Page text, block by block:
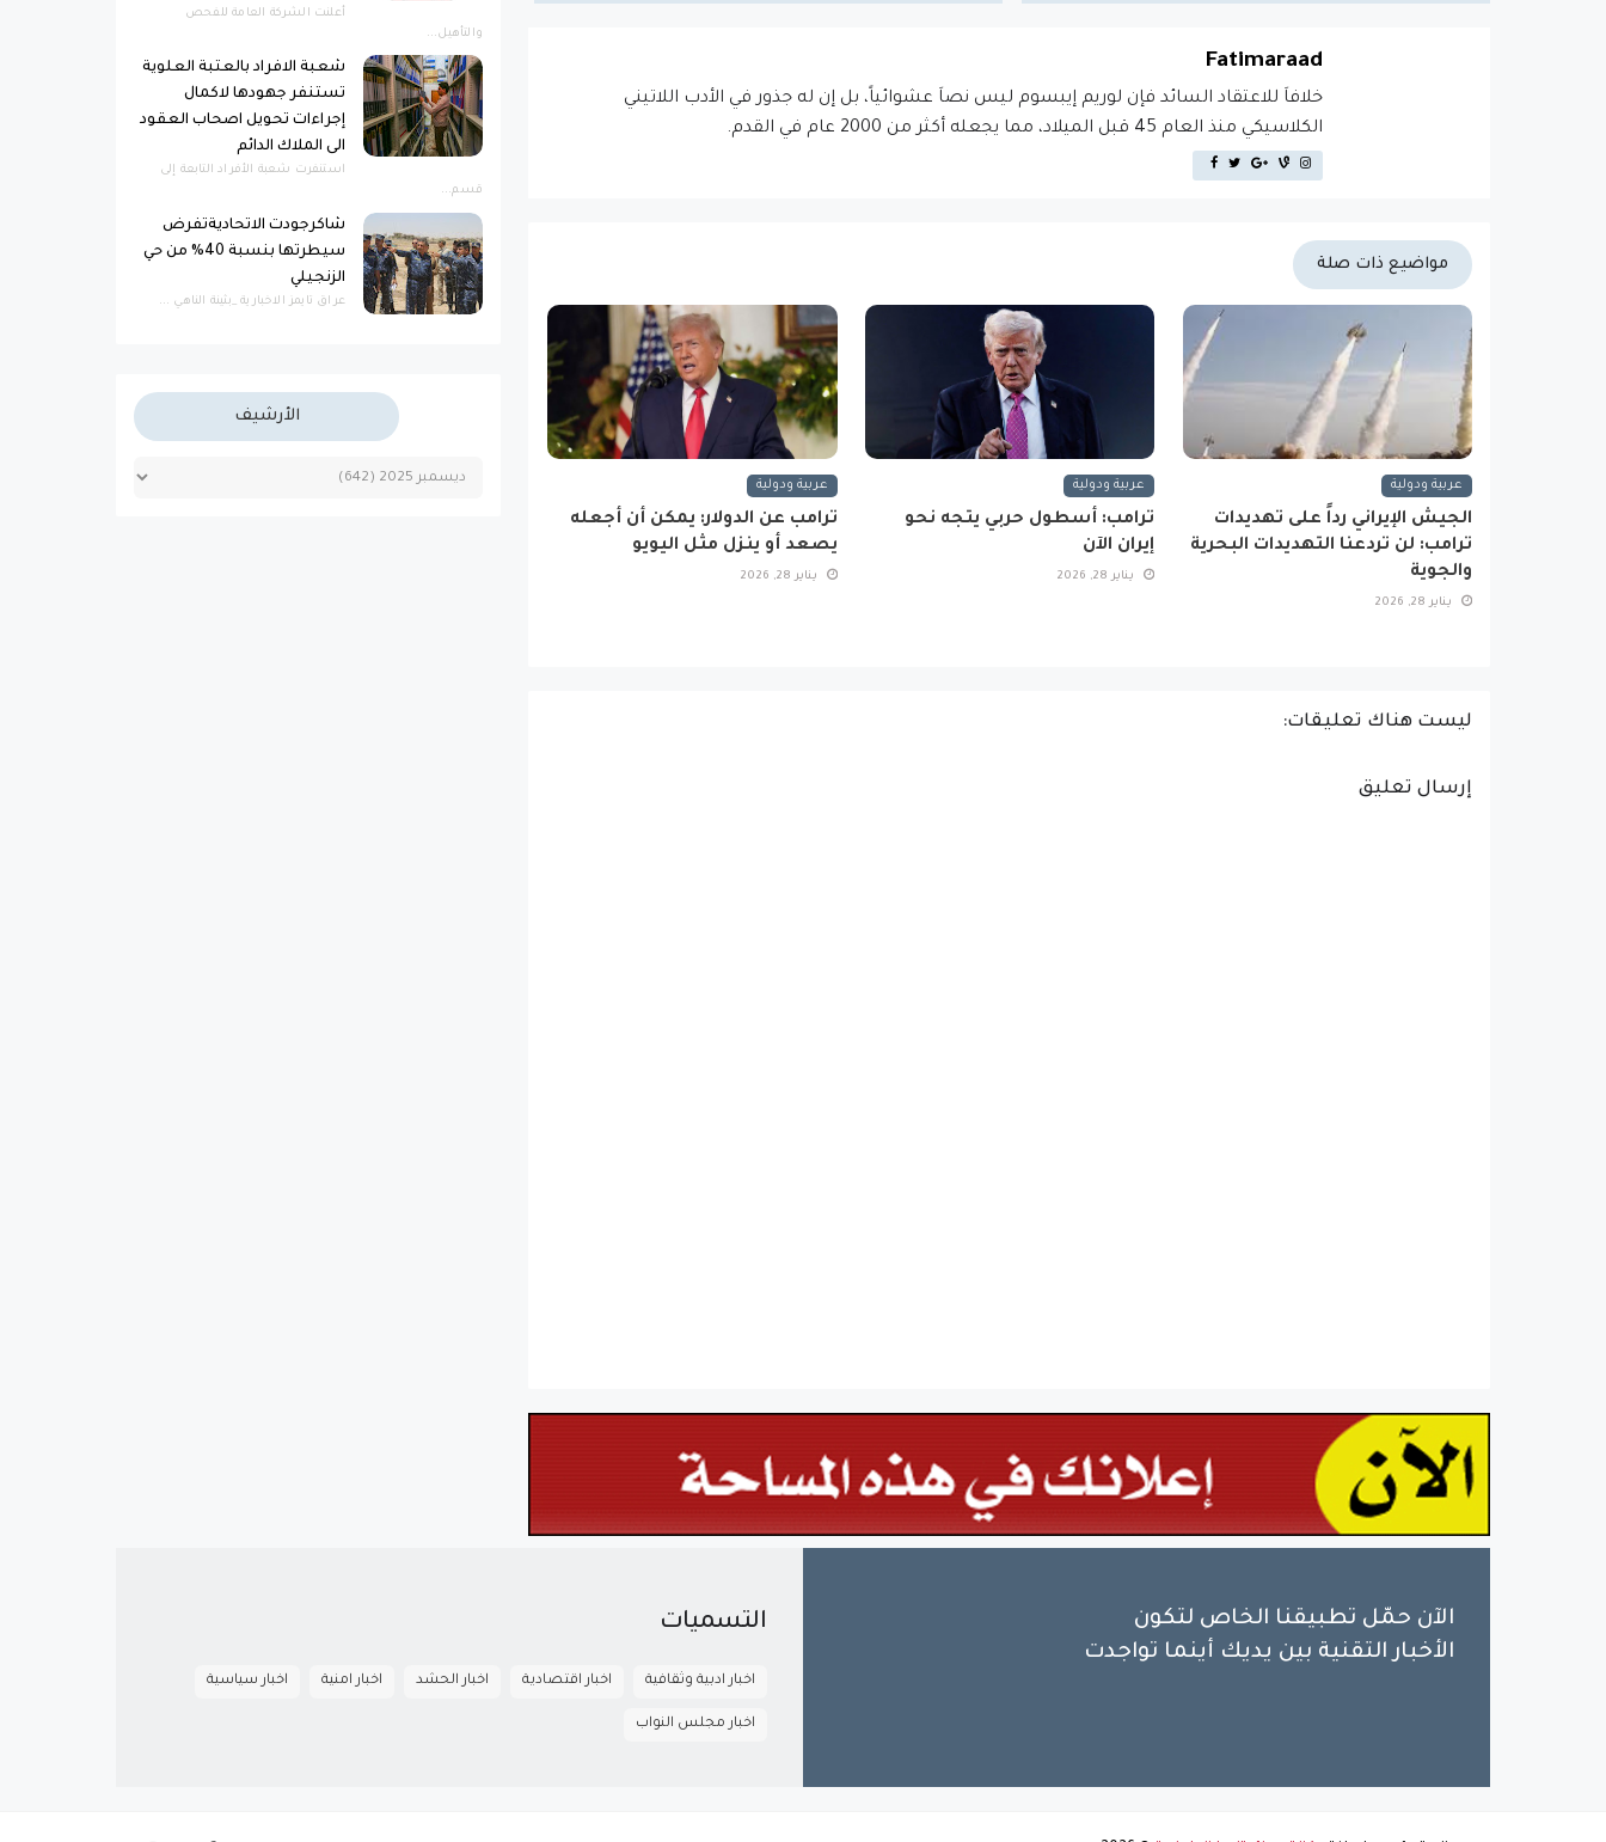
Fatimaraad
خلافاَ للاعتقاد السائد فإن لوريم إيبسوم ليس نصاَ عشوائياً، بل إن له جذور في الأدب اللاتيني
الكلاسيكي منذ العام 45 قبل الميلاد، مما يجعله أكثر من 2000 عام في القدم.
مواضيع ذات صلة
عربية ودولية
الجيش الإيراني رداً على تهديدات
ترامب: لن تردعنا التهديدات البحرية
والجوية
يناير 28, 2026
عربية ودولية
ترامب: أسطول حربي يتجه نحو
إيران الآن
يناير 28, 2026
عربية ودولية
ترامب عن الدولار: يمكن أن أجعله
يصعد أو ينزل مثل اليويو
يناير 28, 2026
ليست هناك تعليقات:
إرسال تعليق
أعلنت الشركة العامة للفحص
والتأهيل...
شعبة الافراد بالعتبة العلوية
تستنفر جهودها لاكمال
إجراءات تحويل اصحاب العقود
الى الملاك الدائم
استنفرت شعبة الأفراد التابعة إلى
قسم...
شاكرجودت الاتحاديةتفرض
سيطرتها بنسبة 40% من حي
الزنجيلي
عراق تايمز الاخبارية _بثينة الناهي ...
الأرشيف
الآن حمّل تطبيقنا الخاص لتكون
الأخبار التقنية بين يديك أينما تواجدت
التسميات
اخبار ادبية وثقافية اخبار اقتصادية اخبار الحشد اخبار امنية اخبار سياسية
اخبار مجلس النواب